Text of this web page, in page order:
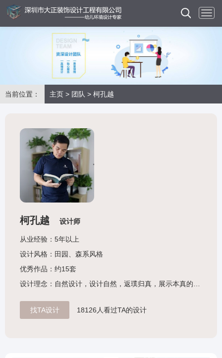
当前位置： 主页 > 团队 > 柯孔越
柯孔越 设计师
从业经验：5年以上
设计风格：田园、森系风格
优秀作品：约15套
找TA设计 18126人看过TA的设计